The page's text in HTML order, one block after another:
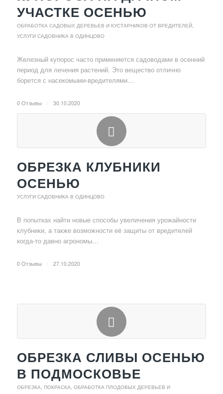
УЧАСТКЕ ОСЕНЬЮ
ОБРАБОТКА САДОВЫХ ДЕРЕВЬЕВ И КУСТАРНИКОВ ОТ ВРЕДИТЕЛЕЙ,
УСЛУГИ САДОВНИКА В ОДИНЦОВО
Железный купорос часто применяется садоводами в осенний
период для лечения растений. Это вещество отлично
борется с насекомыми-вредителями…
0 Отзывы 30.10.2020
ОБРЕЗКА КЛУБНИКИ
ОСЕНЬЮ
УСЛУГИ САДОВНИКА В ОДИНЦОВО
В попытках найти новые способы увеличения урожайности
клубники, а также возможности её защиты от вредителей
когда-то давно агрономы…
0 Отзывы 27.10.2020
ОБРЕЗКА СЛИВЫ ОСЕНЬЮ
В ПОДМОСКОВЬЕ
ОБРЕЗКА, ПОКРАСКА, ОБРАБОТКА ПЛОДОВЫХ ДЕРЕВЬЕВ И